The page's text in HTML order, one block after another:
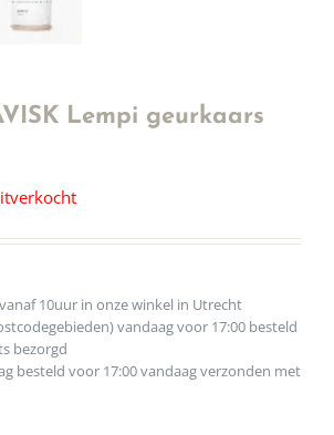
Lempi geurkaars
10uur in onze winkel in Utrecht
vandaag voor 17:00 besteld
bezorgd
besteld voor 17:00 vandaag verzonden met